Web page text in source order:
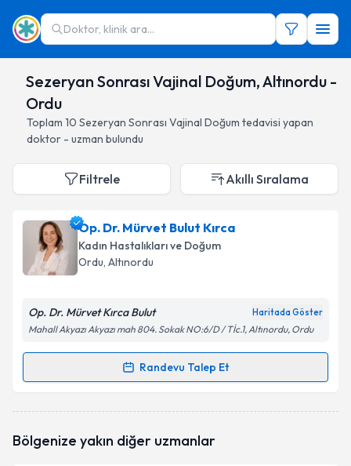
Doktor, klinik ara...
Sezeryan Sonrası Vajinal Doğum, Altınordu -
Ordu
Toplam 10 Sezeryan Sonrası Vajinal Doğum tedavisi yapan
doktor - uzman bulundu
Filtrele Akıllı Sıralama
Op. Dr. Mürvet Bulut Kırca
Kadın Hastalıkları ve Doğum
Ordu, Altınordu
Op. Dr. Mürvet Kırca Bulut Haritada Göster
Mahall Akyazı Akyazı mah 804. Sokak NO:6/D / Tİc.1, Altınordu, Ordu
Randevu Talep Et
Randevu Takvimi Talebi
talebi oluşturun. Size bu uzmandan randevu almanız
Bölgenize yakın diğer uzmanlar